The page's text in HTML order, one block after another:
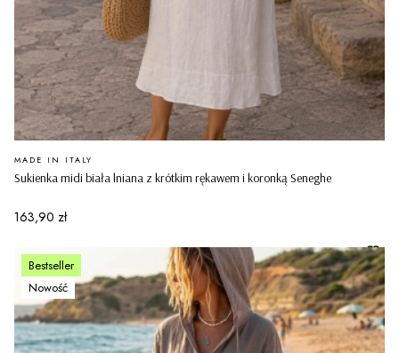
Sukienka midi biała lniana z krótkim rękawem i koronką Seneghe
PRODUCENT
MADE IN ITALY
Cena
163,90 zł
Bestseller
Nowość